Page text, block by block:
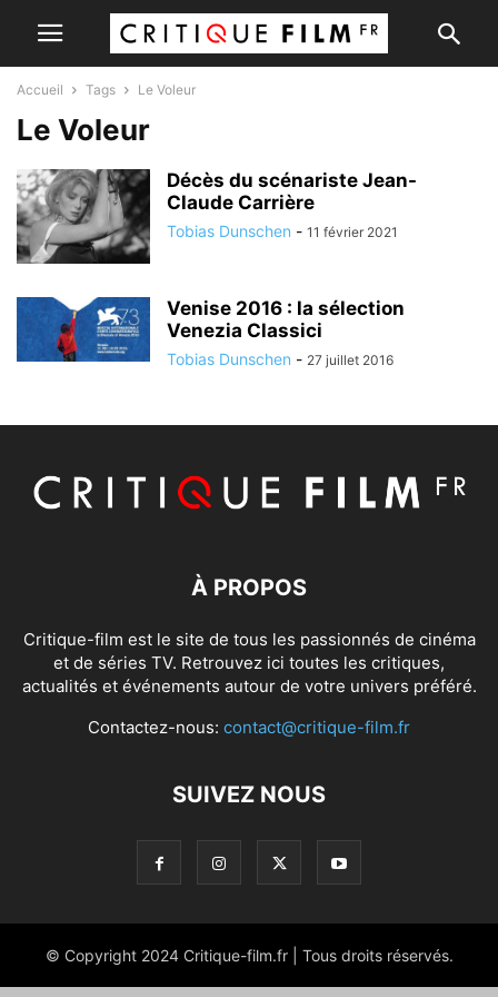
Accueil Tags Le Voleur
Le Voleur
Décès du scénariste Jean-
Claude Carrière
Tobias Dunschen - 11 février 2021
Venise 2016 : la sélection
Venezia Classici
Tobias Dunschen - 27 juillet 2016
À PROPOS
Critique-film est le site de tous les passionnés de cinéma
et de séries TV. Retrouvez ici toutes les critiques,
actualités et événements autour de votre univers préféré.
Contactez-nous: contact@critique-film.fr
SUIVEZ NOUS
© Copyright 2024 Critique-film.fr | Tous droits réservés.